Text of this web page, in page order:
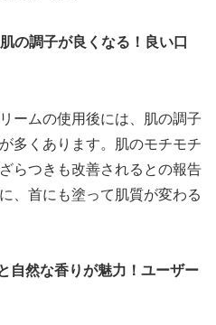
の調子が良くなる！良い口
ームの使用後には、肌の調子
多くあります。肌のモチモチ
らつきも改善されるとの報告
、首にも塗って肌質が変わる
自然な香りが魅力！ユーザー